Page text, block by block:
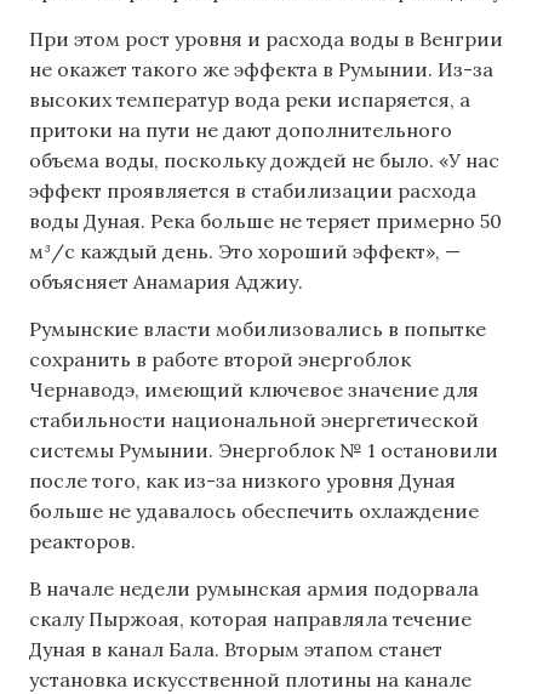
При этом рост уровня и расхода воды в Венгрии
не окажет такого же эффекта в Румынии. Из-за
высоких температур вода реки испаряется, а
притоки на пути не дают дополнительного
объема воды, поскольку дождей не было. «У нас
эффект проявляется в стабилизации расхода
воды Дуная. Река больше не теряет примерно 50
м³/с каждый день. Это хороший эффект», —
объясняет Анамария Аджиу.
Румынские власти мобилизовались в попытке
сохранить в работе второй энергоблок
Чернаводэ, имеющий ключевое значение для
стабильности национальной энергетической
системы Румынии. Энергоблок № 1 остановили
после того, как из-за низкого уровня Дуная
больше не удавалось обеспечить охлаждение
реакторов.
В начале недели румынская армия подорвала
скалу Пыржоая, которая направляла течение
Дуная в канал Бала. Вторым этапом станет
установка искусственной плотины на канале